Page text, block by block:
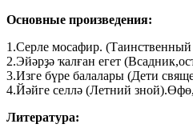
Основные произведения:
1.Серле мосафир.
2.Эйәрҙә ҡалған егет
3.Изге бүре балалары (Дети
4.Йәйге селлә (Летний
Литература: